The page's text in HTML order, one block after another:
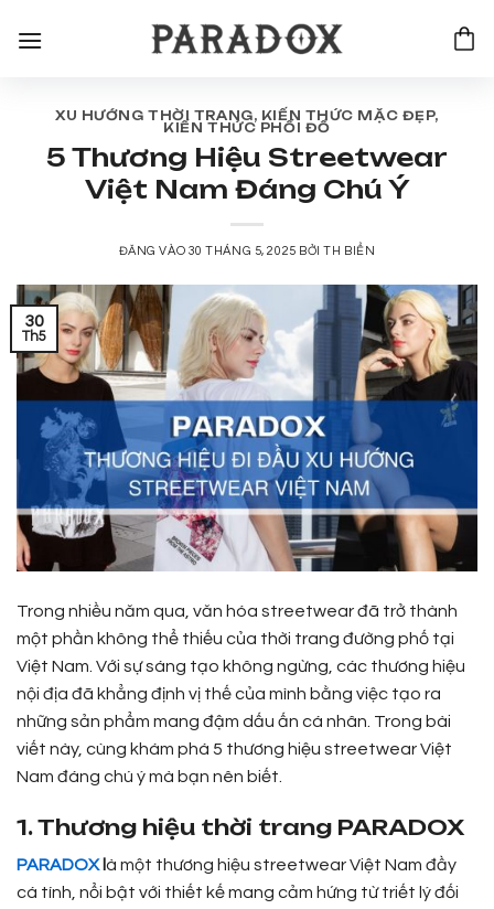
qua
XU HƯỚNG THỜI TRANG, KIẾN THỨC MẶC ĐẸP,
KIẾN THỨC PHỐI ĐỒ
5 Thương Hiệu Streetwear
Việt Nam Đáng Chú Ý
ĐĂNG VÀO 30 THÁNG 5, 2025 BỞITH BIỂN
30
Th5
Trong nhiều năm qua, văn hóa streetwear đã trở thành
một phần không thể thiếu của thời trang đường phố tại
Việt Nam. Với sự sáng tạo không ngừng, các thương hiệu
nội địa đã khẳng định vị thế của mình bằng việc tạo ra
những sản phẩm mang đậm dấu ấn cá nhân. Trong bài
viết này, cùng khám phá 5 thương hiệu streetwear Việt
Nam đáng chú ý mà bạn nên biết.
1. Thương hiệu thời trang PARADOX
PARADOXlà một thương hiệu streetwear Việt Nam đầy
cá tính, nổi bật với thiết kế mang cảm hứng từ triết lý đối